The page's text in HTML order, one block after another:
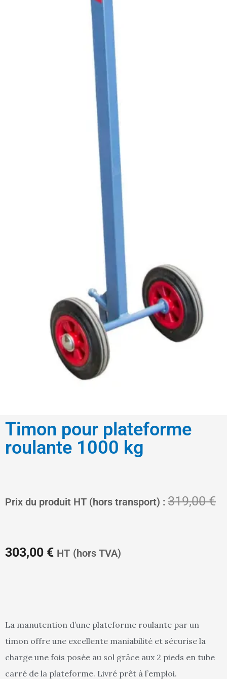
Timon pour plateforme
roulante 1000 kg
Prix du produit HT (hors transport) : 319,00€
303,00 €
Le
prix
est :
HT (hors TVA)
La manutention d’une plateforme roulante par un
timon offre une excellente maniabilité et sécurise la
charge une fois posée au sol grâce aux 2 pieds en tube
carré de la plateforme. Livré prêt à l’emploi.